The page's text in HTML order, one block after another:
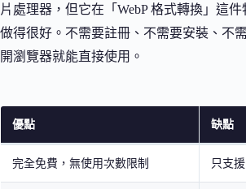
片處理器，但它在「WebP 格式轉換」這
做得很好。不需要註冊、不需要安裝、不需
開瀏覽器就能直接使用。
優點 缺點
完全免費，無使用次數限制 只支